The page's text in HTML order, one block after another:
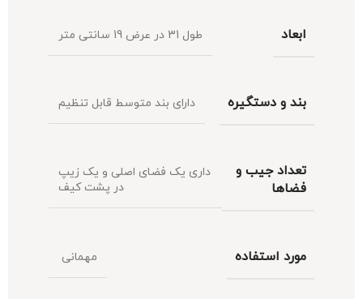
ابعاد طول 31 در عرض 19 سانتی متر
بند و دستگیره دارای بند متوسط قابل تنظیم
تعداد جیب و
فضاها
داری یک فضای اصلی و یک زیپ
در پشت کیف
مورد استفاده مهمانی